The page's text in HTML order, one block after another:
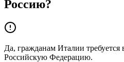
Россию?
Да, гражданам Италии требуется
Российскую Федерацию.